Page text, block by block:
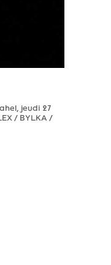
jeudi 27
/ BYLKA /